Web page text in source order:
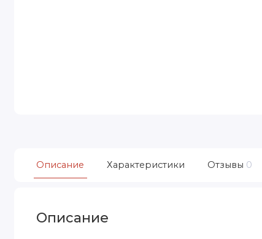
Описание Характеристики Отзывы 0
Описание